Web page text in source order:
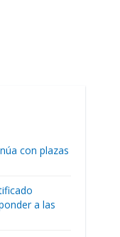
con plazas
a las